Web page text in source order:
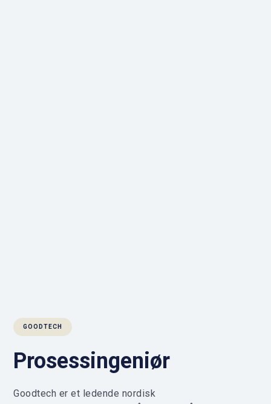
GOODTECH
Prosessingeniør
Goodtech er et ledende nordisk